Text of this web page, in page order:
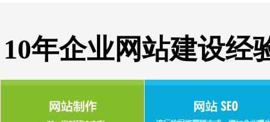
10年企业网站建设经